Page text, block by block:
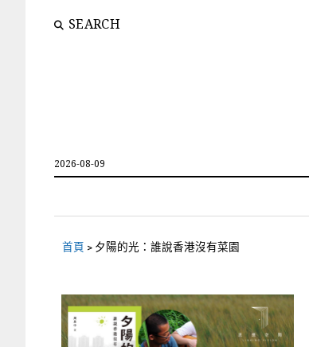
SEARCH
2026-08-09
首頁 > 夕陽的光：誰說香港沒有菜園